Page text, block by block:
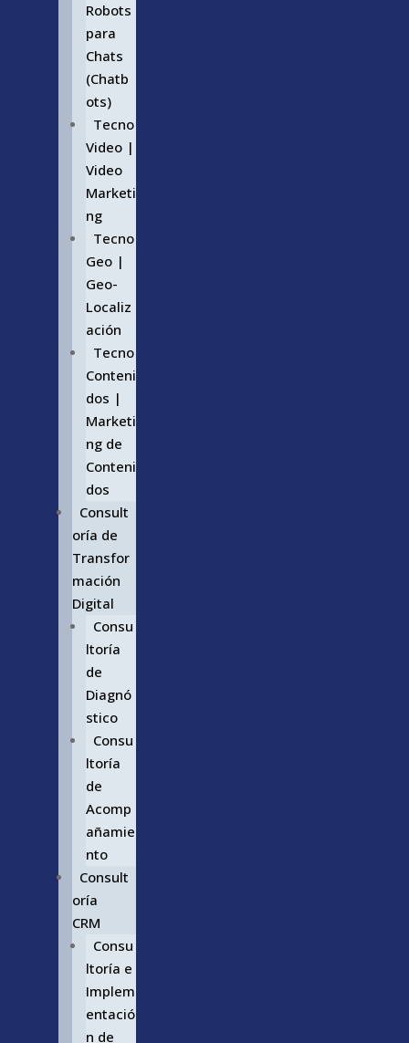
Robots
para
Chats
(Chatb
ots)
Tecno
Video |
Video
Marketi
ng
Tecno
Geo |
Geo-
Localiz
ación
Tecno
Conteni
dos |
Marketi
ng de
Conteni
dos
Consult
oría de
Transfor
mación
Digital
Consu
ltoría
de
Diagnó
stico
Consu
ltoría
de
Acomp
añamie
nto
Consult
oría
CRM
Consu
ltoría e
Implem
entació
n de